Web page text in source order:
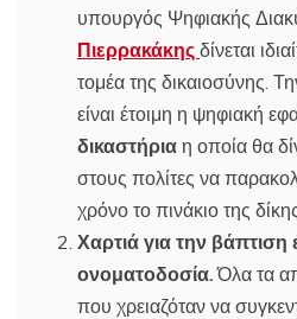
υπουργός Ψηφιακής
Πιερρακάκης δίνεται
τομέα της δικαιοσύνης.
είναι έτοιμη η ψηφιακή
δικαστήρια η οποία θα
στους πολίτες να
χρόνο το πινάκιο της
Χαρτιά για την βάπτιση
ονοματοδοσία.Όλα τα
που χρειαζόταν να